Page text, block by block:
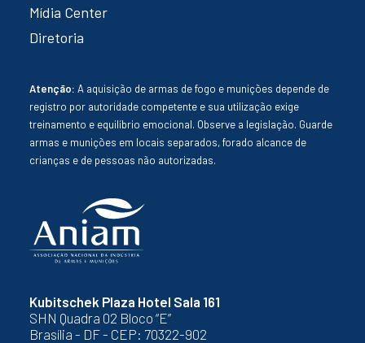
Kubitschek Plaza Hotel Sala 161
SHN Quadra 02 Bloco “E”
Brasília - DF - CEP: 70322-902
Mídia Center
Diretoria
Atenção: A aquisição de armas de fogo e munições depende de
registro por autoridade competente e sua utilização exige
treinamento e equilíbrio emocional. Observe a legislação. Guarde
armas e munições em locais separados, forado alcance de
crianças e de pessoas não autorizadas.